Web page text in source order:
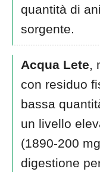
quantità di
sorgente.
Acqua Lete,
con residuo
bassa
un livello
(1890-200
digestione